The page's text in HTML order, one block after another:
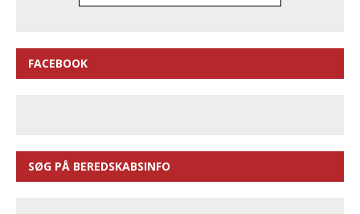
FACEBOOK
SØG PÅ BEREDSKABSINFO